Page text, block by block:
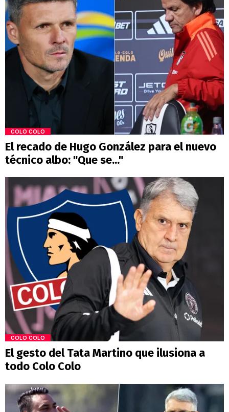
COLO COLO
El recado de Hugo González para el nuevo
técnico albo: "Que se..."
COLO COLO
El gesto del Tata Martino que ilusiona a
todo Colo Colo